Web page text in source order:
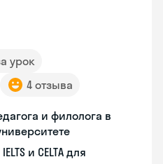
урок
4 отзыва
и филолога в
и CELTA для